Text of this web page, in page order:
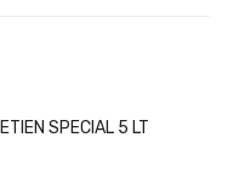
SPECIAL 5 LT